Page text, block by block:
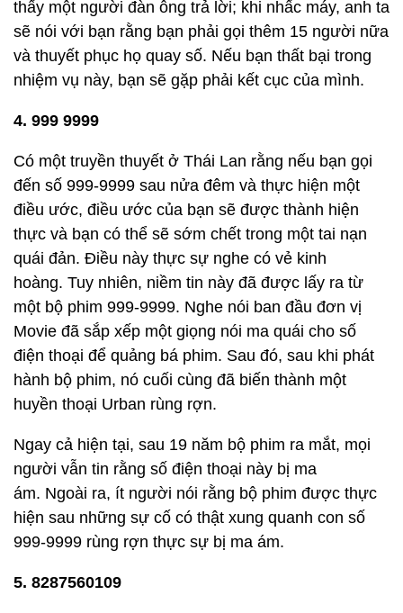
thấy một người đàn ông trả lời; khi nhấc máy, anh ta
sẽ nói với bạn rằng bạn phải gọi thêm 15 người nữa
và thuyết phục họ quay số. Nếu bạn thất bại trong
nhiệm vụ này, bạn sẽ gặp phải kết cục của mình.
4. 999 9999
Có một truyền thuyết ở Thái Lan rằng nếu bạn gọi
đến số 999-9999 sau nửa đêm và thực hiện một
điều ước, điều ước của bạn sẽ được thành hiện
thực và bạn có thể sẽ sớm chết trong một tai nạn
quái đản. Điều này thực sự nghe có vẻ kinh
hoàng. Tuy nhiên, niềm tin này đã được lấy ra từ
một bộ phim 999-9999. Nghe nói ban đầu đơn vị
Movie đã sắp xếp một giọng nói ma quái cho số
điện thoại để quảng bá phim. Sau đó, sau khi phát
hành bộ phim, nó cuối cùng đã biến thành một
huyền thoại Urban rùng rợn.
Ngay cả hiện tại, sau 19 năm bộ phim ra mắt, mọi
người vẫn tin rằng số điện thoại này bị ma
ám. Ngoài ra, ít người nói rằng bộ phim được thực
hiện sau những sự cố có thật xung quanh con số
999-9999 rùng rợn thực sự bị ma ám.
5. 8287560109